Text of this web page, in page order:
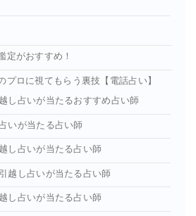
定がおすすめ！
プロに視てもらう裏技【電話占い】
し占いが当たるおすすめ占い師
いが当たる占い師
し占いが当たる占い師
越し占いが当たる占い師
し占いが当たる占い師